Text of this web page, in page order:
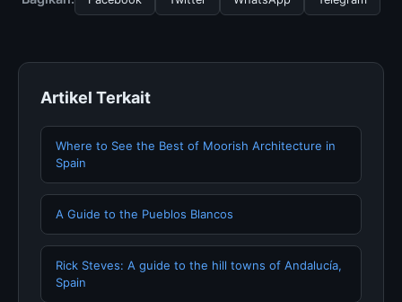
konten dengan informasi terkini dan terpercaya.
Artikel Terkait
Where to See the Best of Moorish Architecture in
Spain
A Guide to the Pueblos Blancos
Rick Steves: A guide to the hill towns of Andalucía,
Spain